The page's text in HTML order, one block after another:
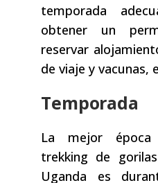
temporada
obtener un
reservar
de viaje y vacunas,
Temporada
La mejor
trekking de
Uganda es